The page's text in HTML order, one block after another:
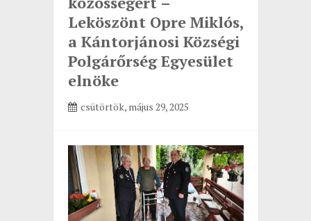
Leköszönt Opre Miklós,
a Kántorjánosi Községi
Polgárőrség Egyesület
elnöke
csütörtök, május 29, 2025